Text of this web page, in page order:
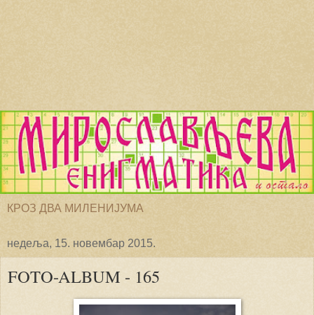
КРОЗ ДВА МИЛЕНИЈУМА
недеља, 15. новембар 2015.
FOTO-ALBUM - 165